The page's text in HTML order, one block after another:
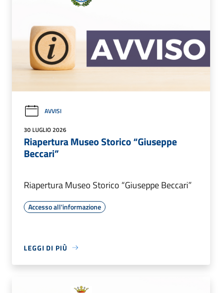
AVVISI
30 LUGLIO 2026
Riapertura Museo Storico “Giuseppe
Beccari”
Riapertura Museo Storico “Giuseppe Beccari”
Accesso all'informazione
LEGGI DI PIÙ